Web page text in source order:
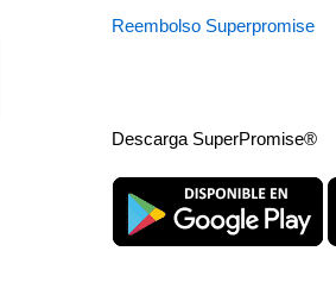
Reembolso Superpromise
Descarga SuperPromise®